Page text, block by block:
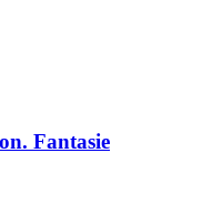
Fantasie